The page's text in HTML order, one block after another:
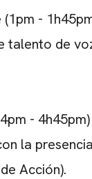
-
talento de
- 4h45pm)
la
Acción).